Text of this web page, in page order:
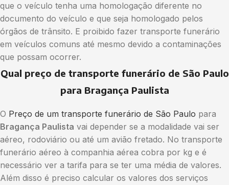
que o veículo tenha uma homologação diferente no
documento do veículo e que seja homologado pelos
órgãos de trânsito. E proibido fazer transporte funerário
em veículos comuns até mesmo devido a contaminações
que possam ocorrer.
Qual preço de transporte funerário de São Paulo
para Bragança Paulista
O Preço de um transporte funerário de São Paulo para
Bragança Paulista vai depender se a modalidade vai ser
aéreo, rodoviário ou até um avião fretado. No transporte
funerário aéreo à companhia aérea cobra por kg e é
necessário ver a tarifa para se ter uma média de valores.
Além disso é preciso calcular os valores dos serviços